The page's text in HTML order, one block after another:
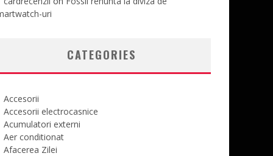
uri
CATEGORIES
Accesorii
Accesorii electrocasnice
Acumulatori externi
Aer conditionat
Afacerea Zilei